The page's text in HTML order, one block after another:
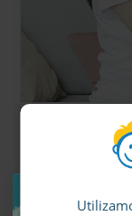
29 MARZO
Hitos